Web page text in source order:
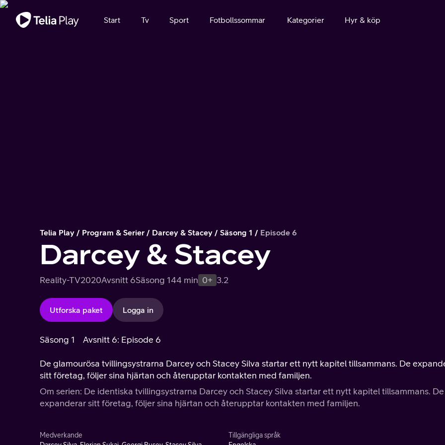
Viktigt meddelande
Start Tv Sport Fotbollssommar Kategorier Hyr & köp
Telia Play Program & Serier Darcey & Stacey Säsong 1 Episode 6
Darcey & Stacey
Reality-TV2020Avsnitt 6Säsong 144 min 0+ 3.2
Utforska paket Logga in
Säsong 1 Avsnitt 6: Episode 6
De glamourösa tvillingsystrarna Darcey och Stacey Silva startar ett nytt kapitel tillsammans. De
sitt företag, följer sina hjärtan och återupptar kontakten med familjen.
Om serien: De identiska tvillingsystrarna Darcey och Stacey Silva startar ett nytt kapitel tillsammans. De
expanderar sitt företag, följer sina hjärtan och återupptar kontakten med familjen.
Medverkande
Tillgängliga språk